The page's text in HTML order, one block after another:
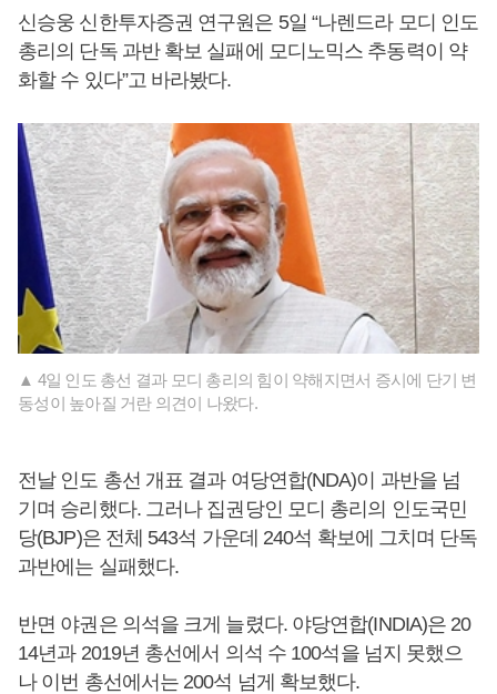
신승웅 신한투자증권 연구원은 5일 “나렌드라 모디 인도
총리의 단독 과반 확보 실패에 모디노믹스 추동력이 약
화할 수 있다”고 바라봤다.
▲ 4일 인도 총선 결과 모디 총리의 힘이 약해지면서 증시에 단기 변
동성이 높아질 거란 의견이 나왔다.
전날 인도 총선 개표 결과 여당연합(NDA)이 과반을 넘
기며 승리했다. 그러나 집권당인 모디 총리의 인도국민
당(BJP)은 전체 543석 가운데 240석 확보에 그치며 단독
과반에는 실패했다.
반면 야권은 의석을 크게 늘렸다. 야당연합(INDIA)은 20
14년과 2019년 총선에서 의석 수 100석을 넘지 못했으
나 이번 총선에서는 200석 넘게 확보했다.